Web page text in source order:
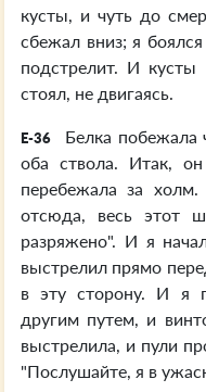
кусты, и чуть до
сбежал вниз; я
подстрелит. И кусты
стоял, не двигаясь.
E-36
Белка побежала
оба ствола. Итак,
перебежала за
отсюда, весь этот
разряжено". И я
выстрелил прямо
в эту сторону. И я
другим путем, и
выстрелила, и пули
"Послушайте, я в